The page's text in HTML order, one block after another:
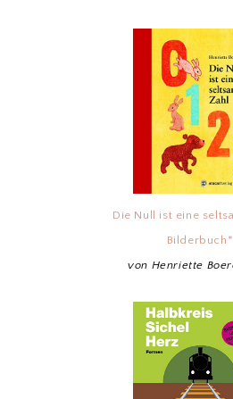
Die Null ist eine
Bilderbuch*
von Henriette